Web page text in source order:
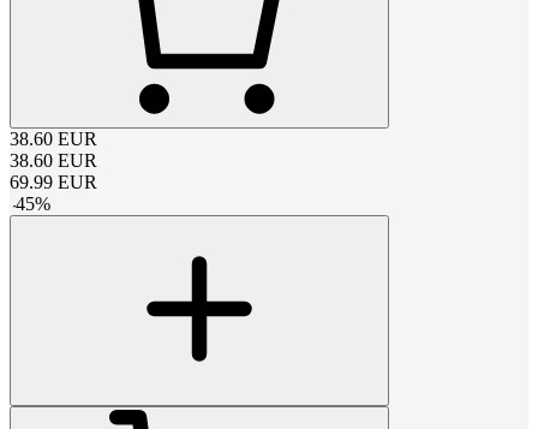
38.60 EUR
38.60 EUR
69.99 EUR
-45%